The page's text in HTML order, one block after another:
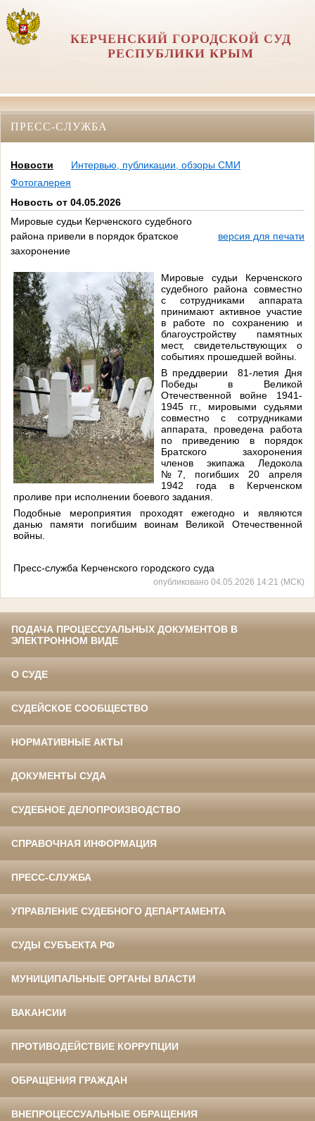
КЕРЧЕНСКИЙ ГОРОДСКОЙ СУД
РЕСПУБЛИКИ КРЫМ
ПРЕСС-СЛУЖБА
Новости
Интервью, публикации, обзоры СМИ
Фотогалерея
Новость от 04.05.2026
Мировые судьи Керченского судебного
района привели в порядок братское
захоронение
версия для печати
Мировые судьи Керченского
судебного района совместно
с сотрудниками аппарата
принимают активное участие
в работе по сохранению и
благоустройству памятных
мест, свидетельствующих о
событиях прошедшей войны.
В преддверии 81-летия Дня
Победы в Великой
Отечественной войне 1941-
1945 гг., мировыми судьями
совместно с сотрудниками
аппарата, проведена работа
по приведению в порядок
Братского захоронения
членов экипажа Ледокола
№7, погибших 20 апреля
1942 года в Керченском
проливе при исполнении боевого задания.
Подобные мероприятия проходят ежегодно и являются
данью памяти погибшим воинам Великой Отечественной
войны.
Пресс-служба Керченского городского суда
опубликовано 04.05.2026 14:21 (МСК)
ПОДАЧА ПРОЦЕССУАЛЬНЫХ ДОКУМЕНТОВ В
ЭЛЕКТРОННОМ ВИДЕ
О СУДЕ
СУДЕЙСКОЕ СООБЩЕСТВО
НОРМАТИВНЫЕ АКТЫ
ДОКУМЕНТЫ СУДА
СУДЕБНОЕ ДЕЛОПРОИЗВОДСТВО
СПРАВОЧНАЯ ИНФОРМАЦИЯ
ПРЕСС-СЛУЖБА
УПРАВЛЕНИЕ СУДЕБНОГО ДЕПАРТАМЕНТА
СУДЫ СУБЪЕКТА РФ
МУНИЦИПАЛЬНЫЕ ОРГАНЫ ВЛАСТИ
ВАКАНСИИ
ПРОТИВОДЕЙСТВИЕ КОРРУПЦИИ
ОБРАЩЕНИЯ ГРАЖДАН
ВНЕПРОЦЕССУАЛЬНЫЕ ОБРАЩЕНИЯ